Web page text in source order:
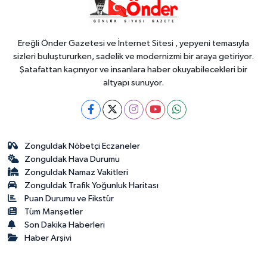
katılımlar... Gürsel Tekin: Birlikte
başaracağız
Ereğli Önder Gazetesi ve İnternet Sitesi , yepyeni temasıyla
sizleri buluştururken, sadelik ve modernizmi bir araya getiriyor.
Şatafattan kaçınıyor ve insanlara haber okuyabilecekleri bir
altyapı sunuyor.
Zonguldak Nöbetçi Eczaneler
Zonguldak Hava Durumu
Zonguldak Namaz Vakitleri
Zonguldak Trafik Yoğunluk Haritası
Puan Durumu ve Fikstür
Tüm Manşetler
Son Dakika Haberleri
Haber Arşivi